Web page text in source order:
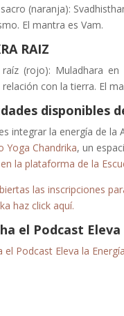
(naranja):
El mantra es Vam.
RAIZ
raíz (rojo): Muladhara
con la tierra. El
disponibles
integrar la energía de
Yoga Chandrika, un
la plataforma de la
las inscripciones
haz click aquí.
el Podcast Eleva
el Podcast Eleva la